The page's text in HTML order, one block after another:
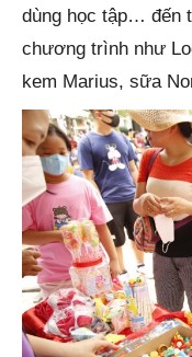
dùng học tập… đến
chương trình như
kem Marius, sữa